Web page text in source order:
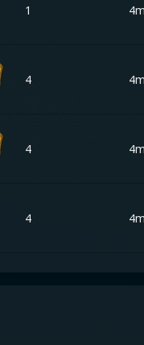
1 4m
4 4m
4 4m
4 4m